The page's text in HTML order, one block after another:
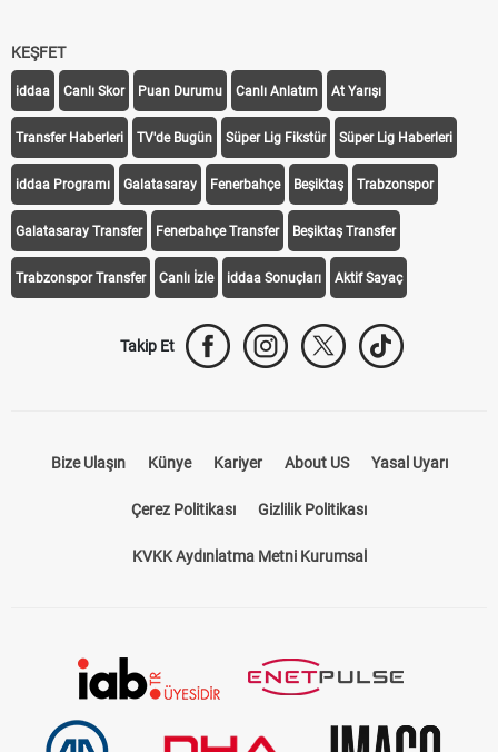
KEŞFET
iddaa Canlı Skor Puan Durumu Canlı Anlatım At Yarışı
Transfer Haberleri TV'de Bugün Süper Lig Fikstür Süper Lig Haberleri
iddaa Programı Galatasaray Fenerbahçe Beşiktaş Trabzonspor
Galatasaray Transfer Fenerbahçe Transfer Beşiktaş Transfer
Trabzonspor Transfer Canlı İzle iddaa Sonuçları Aktif Sayaç
Takip Et
Bize Ulaşın Künye Kariyer About US Yasal Uyarı
Çerez Politikası Gizlilik Politikası
KVKK Aydınlatma Metni Kurumsal